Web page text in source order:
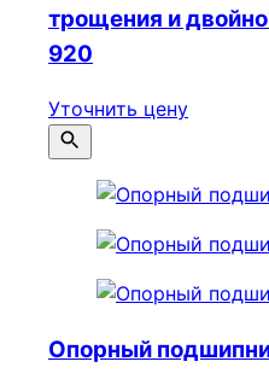
трощения и
920
Уточнить цену
Опорный